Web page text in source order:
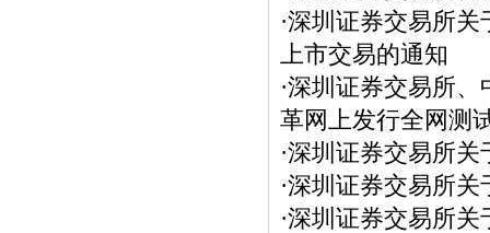
·深圳证券交易所关
上市交易的通知
·深圳证券交易所、
革网上发行全网测
·深圳证券交易所关
·深圳证券交易所关
·深圳证券交易所关